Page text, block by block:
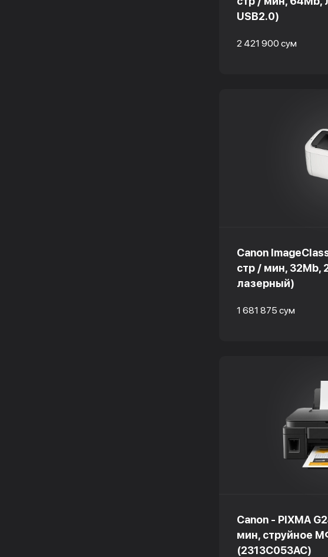
USB2.0)
2 421 900 сум
Canon
стр / мин, 32Mb,
лазерный)
1 681 875 сум
Canon - PIXMA
мин, струйное
(2313C053AC)